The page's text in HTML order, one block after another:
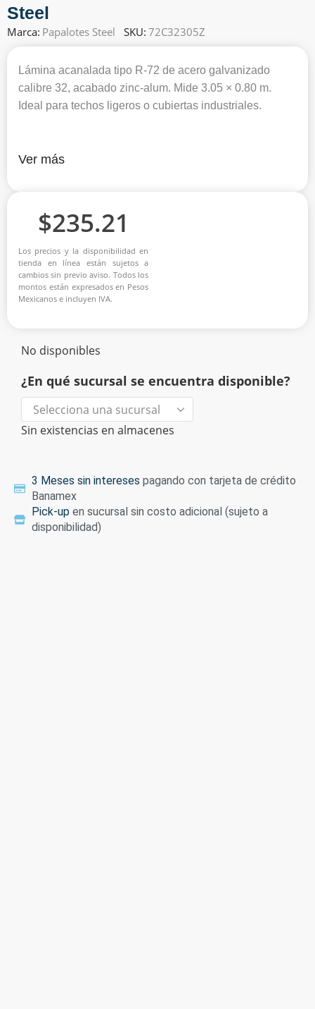
Steel
Marca: Papalotes Steel SKU: 72C32305Z
Lámina acanalada tipo R-72 de acero galvanizado
calibre 32, acabado zinc-alum. Mide 3.05 × 0.80 m.
Ideal para techos ligeros o cubiertas industriales.
Ver más
$235.21
Los precios y la disponibilidad en
tienda en línea están sujetos a
cambios sin previo aviso. Todos los
montos están expresados en Pesos
Mexicanos e incluyen IVA.
No disponibles
¿En qué sucursal se encuentra disponible?
Sin existencias en almacenes
3 Meses sin intereses pagando con tarjeta de crédito
Banamex
Pick-up en sucursal sin costo adicional (sujeto a
disponibilidad)